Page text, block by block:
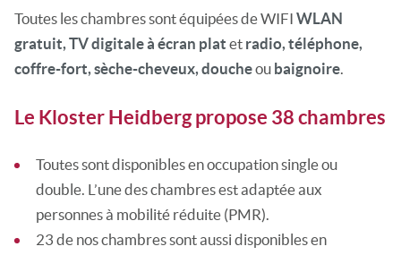
Toutes les chambres sont équipées de WIFI WLAN
gratuit, TV digitale à écran plat et radio, téléphone,
coffre-fort, sèche-cheveux, doucheou baignoire.
Le Kloster Heidberg propose 38 chambres
Toutes sont disponibles en occupation single ou
double. L’une des chambres est adaptée aux
personnes à mobilité réduite (PMR).
23 de nos chambres sont aussi disponibles en